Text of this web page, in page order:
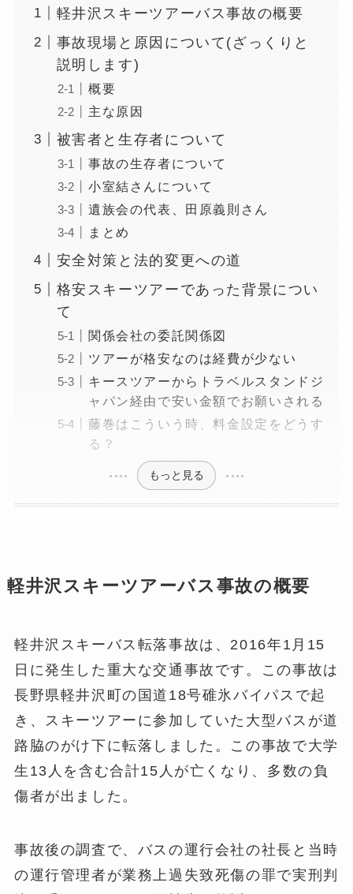
軽井沢スキーツアーバス事故の概要
事故現場と原因について(ざっくりと
説明します)
概要
主な原因
被害者と生存者について
事故の生存者について
小室結さんについて
遺族会の代表、田原義則さん
まとめ
安全対策と法的変更への道
格安スキーツアーであった背景につい
て
関係会社の委託関係図
ツアーが格安なのは経費が少ない
キースツアーからトラベルスタンドジ
ャパン経由で安い金額でお願いされる
藤巻はこういう時、料金設定をどうす
る？
もっと見る
軽井沢スキーツアーバス事故の概要
軽井沢スキーバス転落事故は、2016年1月15
日に発生した重大な交通事故です。この事故は
長野県軽井沢町の国道18号碓氷バイパスで起
き、スキーツアーに参加していた大型バスが道
路脇のがけ下に転落しました。この事故で大学
生13人を含む合計15人が亡くなり、多数の負
傷者が出ました。
事故後の調査で、バスの運行会社の社長と当時
の運行管理者が業務上過失致死傷の罪で実刑判